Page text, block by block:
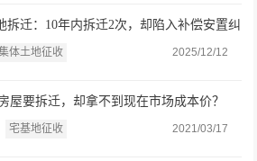
拆迁：10年内拆迁2次，却陷入补偿安置纠
体土地征收 2025/12/12
屋要拆迁，却拿不到现在市场成本价？
宅基地征收 2021/03/17